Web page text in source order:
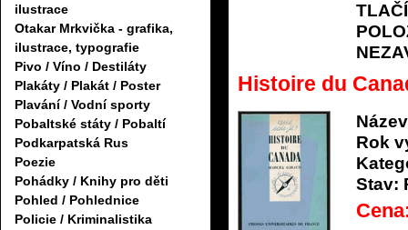
ilustrace
Otakar Mrkvička - grafika,
ilustrace, typografie
Pivo / Víno / Destiláty
Plakáty / Plakát / Poster
Plavání / Vodní sporty
Pobaltské státy / Pobaltí
Podkarpatská Rus
Poezie
Pohádky / Knihy pro děti
Pohled / Pohlednice
Policie / Kriminalistika
Histoire du
Rok
Stav: